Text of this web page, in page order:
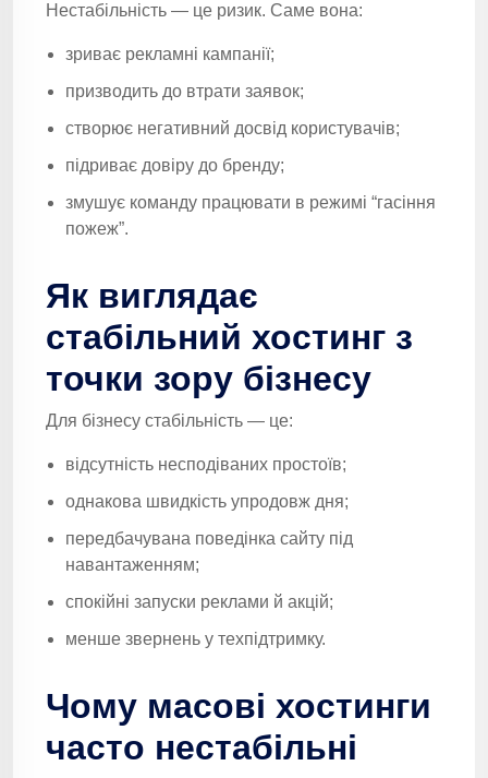
Нестабільність — це ризик. Саме вона:
зриває рекламні кампанії;
призводить до втрати заявок;
створює негативний досвід користувачів;
підриває довіру до бренду;
змушує команду працювати в режимі “гасіння
пожеж”.
Як виглядає
стабільний хостинг з
точки зору бізнесу
Для бізнесу стабільність — це:
відсутність несподіваних простоїв;
однакова швидкість упродовж дня;
передбачувана поведінка сайту під
навантаженням;
спокійні запуски реклами й акцій;
менше звернень у техпідтримку.
Чому масові хостинги
часто нестабільні